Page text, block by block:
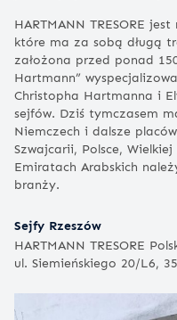
HARTMANN TRESORE
które ma za sobą długą
założona przed ponad
Hartmann”
Christopha Hartmanna i
sejfów. Dziś tymczasem
Niemczech i dalsze
Szwajcarii, Polsce,
Emiratach Arabskich
branży.
Sejfy Rzeszów
HARTMANN TRESORE
ul. Siemieńskiego 20/L6,